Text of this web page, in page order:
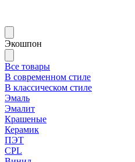
Экошпон
Все товары
В современном стиле
В классическом стиле
Эмаль
Эмалит
Крашеные
Керамик
ПЭТ
CPL